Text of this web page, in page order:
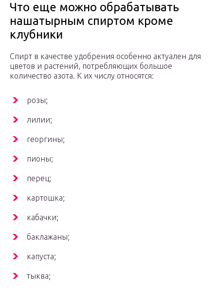
Что еще можно обрабатывать
нашатырным спиртом кроме
клубники
Спирт в качестве удобрения особенно актуален для
цветов и растений, потребляющих большое
количество азота. К их числу относятся:
розы;
лилии;
георгины;
пионы;
перец;
картошка;
кабачки;
баклажаны;
капуста;
тыква;